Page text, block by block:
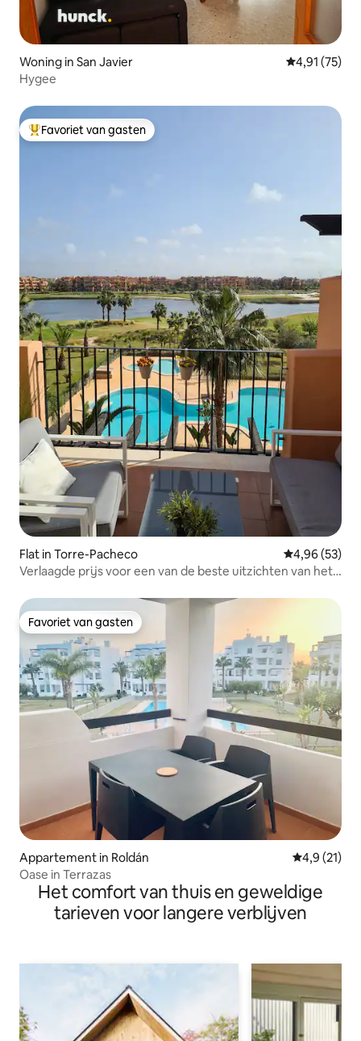
Woning in San Javier Gemiddelde
4,91 (75)
Hygee
Topfavoriet van gasten
Favoriet van gasten
Flat in Torre-Pacheco Gemiddelde
4,96 (53)
Verlaagde prijs voor een van de beste uitzichten van het
Favoriet van gasten
Favoriet van gasten
Appartement in Roldán
4,9 (21)
Oase in Terrazas
Het comfort van thuis en geweldige
tarieven voor langere verblijven